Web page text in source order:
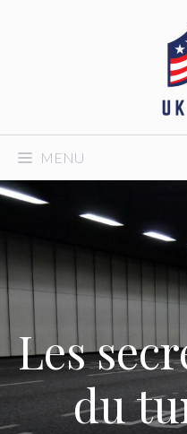
MENU
Les
du